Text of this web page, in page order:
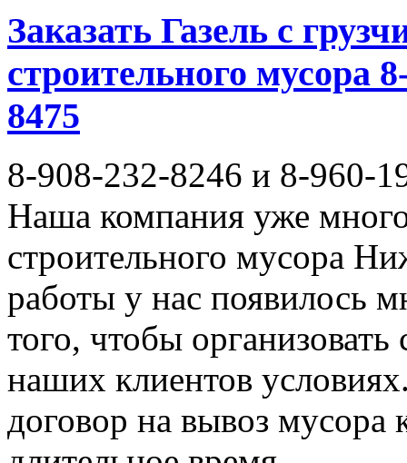
Заказать Газель с
строительного мусора
8475
8-908-232-8246 и 8-960-
Наша компания уже много
строительного мусора
работы у нас появилось
того, чтобы
наших клиентов
договор на вывоз мусора